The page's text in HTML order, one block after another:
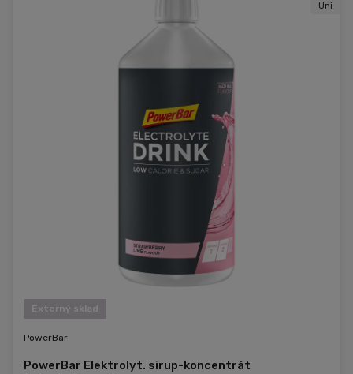
Uni
Externý sklad
PowerBar
PowerBar Elektrolyt. sirup-koncentrát